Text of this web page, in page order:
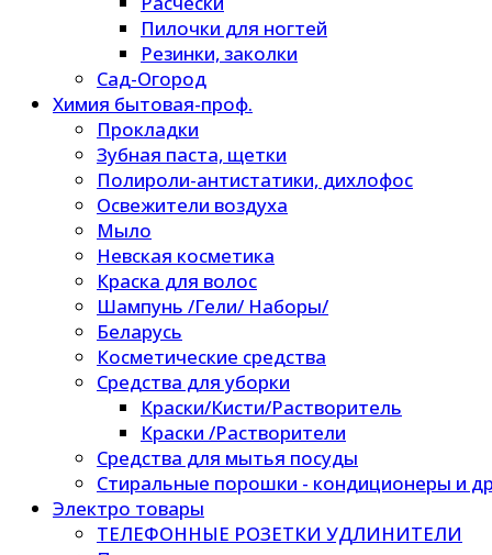
Пилочки для ногтей
Резинки, заколки
Сад-Огород
Химия бытовая-проф.
Прокладки
Зубная паста, щетки
Полироли-антистатики, дихлофос
Освежители воздуха
Мыло
Невская косметика
Краска для волос
Шампунь /Гели/ Наборы/
Беларусь
Косметические средства
Средства для уборки
Краски/Кисти/Растворитель
Краски /Растворители
Средства для мытья посуды
Стиральные порошки - кондиционеры и
Электро товары
ТЕЛЕФОННЫЕ РОЗЕТКИ УДЛИНИТЕЛИ